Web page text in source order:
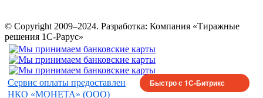
© Copyright 2009–2024. Разработка: Компания «Тиражные
решения 1С-Рарус»
Сервис оплаты предоставлен
НКО «МОНЕТА» (ООО)
Быстро с 1С-Битрикс